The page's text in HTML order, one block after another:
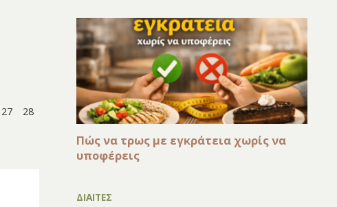
27
28
Πώς να τρως με εγκράτεια χωρίς να
υποφέρεις
ΔΙΑΙΤΕΣ